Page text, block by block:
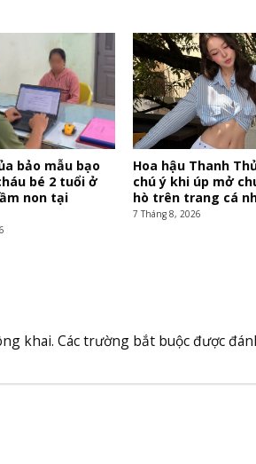
bảo mẫu bạo
bé 2 tuổi ở
non tại
Hoa hậu Thanh
chú ý khi úp mở
hò trên trang cá
7 Tháng 8, 2026
khai. Các trường bắt buộc được